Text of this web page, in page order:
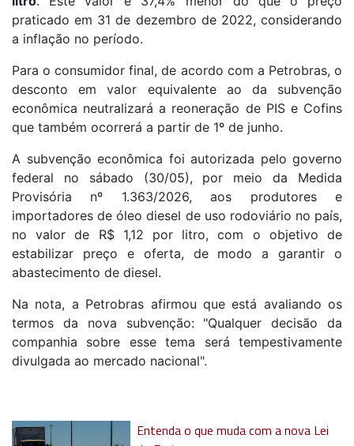
praticado em 31 de dezembro de 2022, considerando
a inflação no período.
Para o consumidor final, de acordo com a Petrobras, o
desconto em valor equivalente ao da subvenção
econômica neutralizará a reoneração de PIS e Cofins
que também ocorrerá a partir de 1º de junho.
A subvenção econômica foi autorizada pelo governo
federal no sábado (30/05), por meio da Medida
Provisória nº 1.363/2026, aos produtores e
importadores de óleo diesel de uso rodoviário no país,
no valor de R$ 1,12 por litro, com o objetivo de
estabilizar preço e oferta, de modo a garantir o
abastecimento de diesel.
Na nota, a Petrobras afirmou que está avaliando os
termos da nova subvenção: "Qualquer decisão da
companhia sobre esse tema será tempestivamente
divulgada ao mercado nacional".
Entenda o que muda com a nova Lei